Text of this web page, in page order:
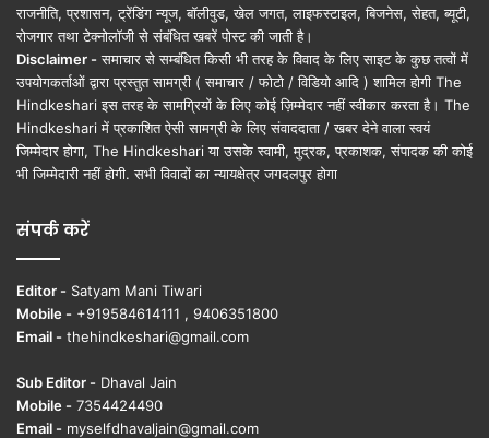
राजनीति, प्रशासन, ट्रेंडिंग न्यूज, बॉलीवुड, खेल जगत, लाइफस्टाइल, बिजनेस, सेहत, ब्यूटी,
रोजगार तथा टेक्नोलॉजी से संबंधित खबरें पोस्ट की जाती है।
Disclaimer - समाचार से सम्बंधित किसी भी तरह के विवाद के लिए साइट के कुछ तत्वों में
उपयोगकर्ताओं द्वारा प्रस्तुत सामग्री ( समाचार / फोटो / विडियो आदि ) शामिल होगी The
Hindkeshari इस तरह के सामग्रियों के लिए कोई ज़िम्मेदार नहीं स्वीकार करता है। The
Hindkeshari में प्रकाशित ऐसी सामग्री के लिए संवाददाता / खबर देने वाला स्वयं
जिम्मेदार होगा, The Hindkeshari या उसके स्वामी, मुद्रक, प्रकाशक, संपादक की कोई
भी जिम्मेदारी नहीं होगी. सभी विवादों का न्यायक्षेत्र जगदलपुर होगा
संपर्क करें
Editor - Satyam Mani Tiwari
Mobile - +919584614111 , 9406351800
Email - thehindkeshari@gmail.com
Sub Editor - Dhaval Jain
Mobile - 7354424490
Email - myselfdhavaljain@gmail.com